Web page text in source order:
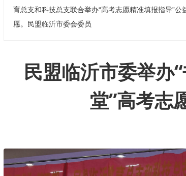
育总支和科技总支联合举办“高考志愿精准填报指导”
愿。民盟临沂市委会委员
民盟临沂市委举办
堂”高考志